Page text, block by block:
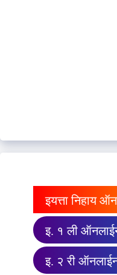
इयत्ता निहाय
इ. १ ली
इ. २ री